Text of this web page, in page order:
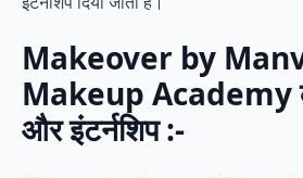
Makeover by
Makeup Academy
और इंटर्नशिप :-